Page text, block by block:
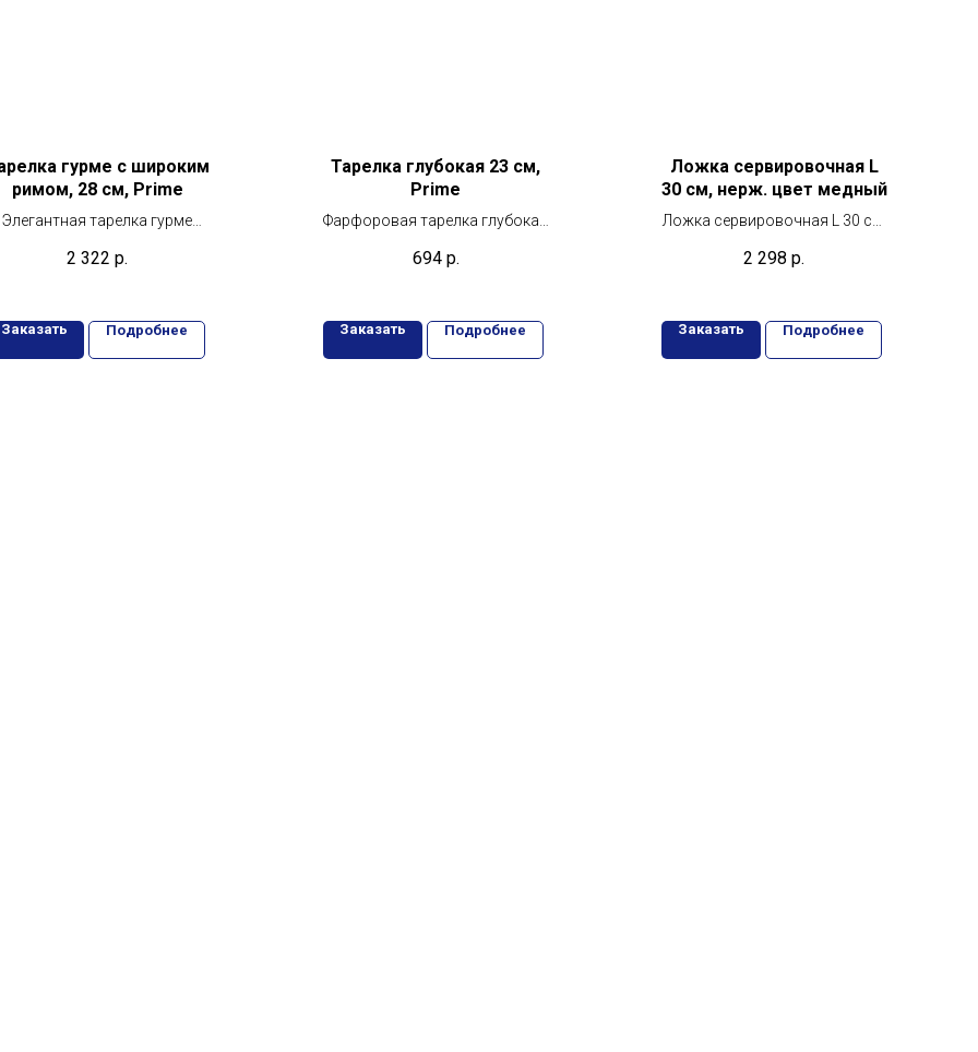
гурме с широким
римом, 28 см, Prime
Элегантная тарелка гурме
сервировки
2 322 р.
Заказать Подробнее
Тарелка глубокая 23 см,
Prime
Фарфоровая тарелка глубокая
подарок для любителей
694 р.
Заказать Подробнее
Ложка сервировочная L
30 см, нерж. цвет медный
Ложка сервировочная L 30 см,
2 298 р.
Заказать Подробнее